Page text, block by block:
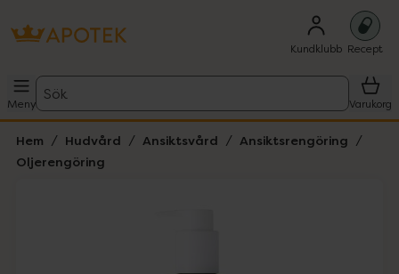
Kundklubb Recept
Meny
Sök
Varukorg
Hem Hudvård Ansiktsvård
Ansiktsrengöring
Oljerengöring